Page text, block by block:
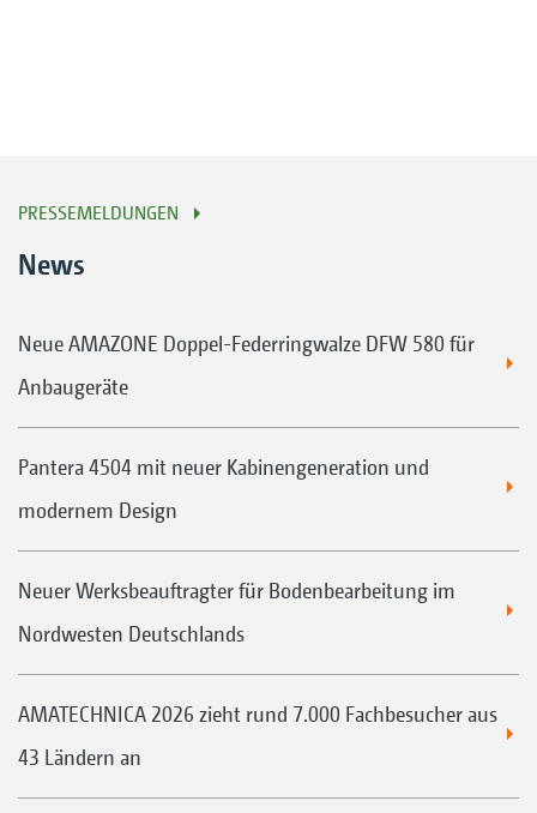
PRESSEMELDUNGEN
News
Neue AMAZONE Doppel-Federringwalze DFW 580 für
Anbaugeräte
Pantera 4504 mit neuer Kabinengeneration und
modernem Design
Neuer Werksbeauftragter für Bodenbearbeitung im
Nordwesten Deutschlands
AMATECHNICA 2026 zieht rund 7.000 Fachbesucher aus
43 Ländern an